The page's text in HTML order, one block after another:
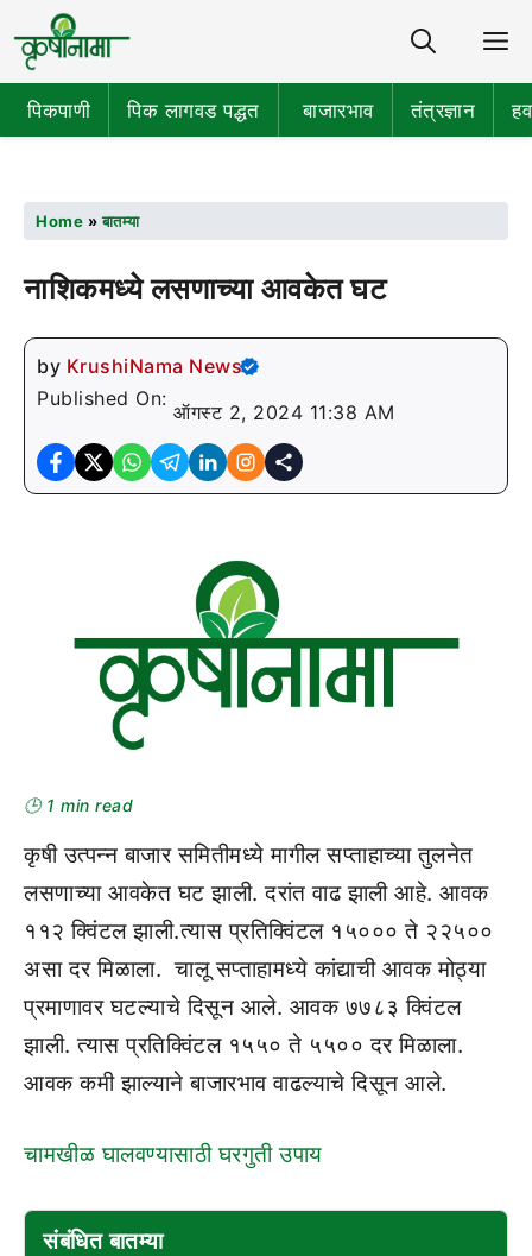
पिकपाणी पिक लागवड पद्धत बाजारभाव तंत्रज्ञान
Home »बातम्या
नाशिकमध्ये लसणाच्या आवकेत घट
by KrushiNama News
Published On:
ऑगस्ट 2, 2024 11:38 AM
🕒 1 min read
कृषी उत्पन्न बाजार समितीमध्ये मागील सप्ताहाच्या तुलनेत
लसणाच्या आवकेत घट झाली. दरांत वाढ झाली आहे. आवक
११२ क्विंटल झाली.त्यास प्रतिक्विंटल १५००० ते २२५००
असा दर मिळाला. चालू सप्ताहामध्ये कांद्याची आवक मोठ्या
प्रमाणावर घटल्याचे दिसून आले. आवक ७७८३ क्विंटल
झाली. त्यास प्रतिक्विंटल १५५० ते ५५०० दर मिळाला.
आवक कमी झाल्याने बाजारभाव वाढल्याचे दिसून आले.
चामखीळ घालवण्यासाठी घरगुती उपाय
संबंधित बातम्या